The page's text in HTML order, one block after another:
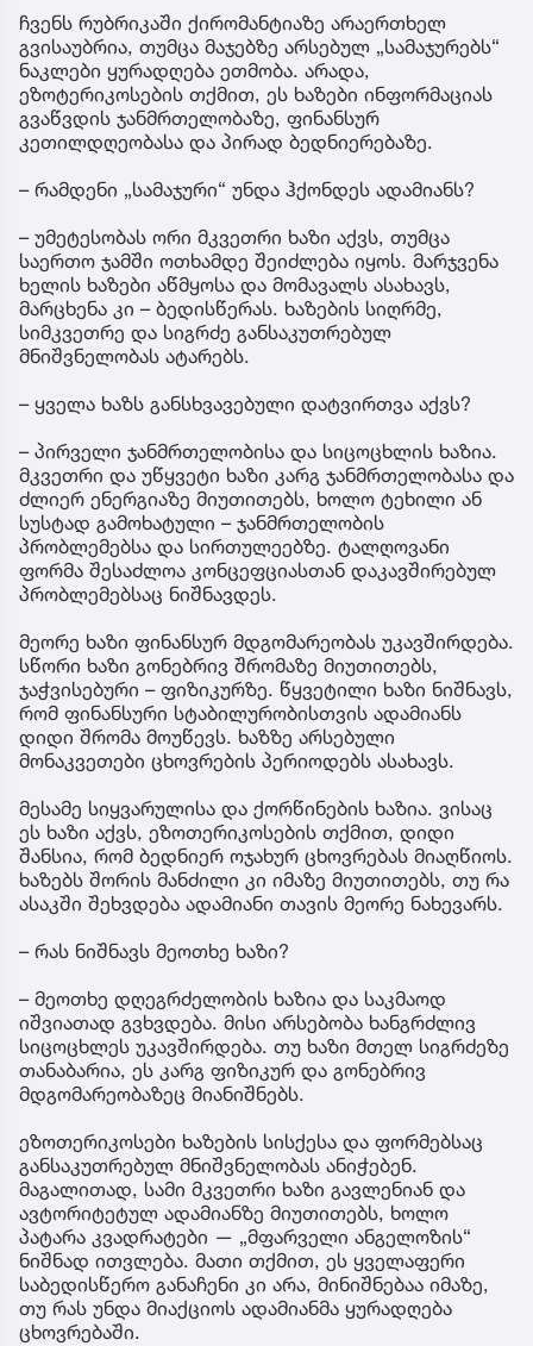
საგანგებო გაფრთხილება
ჩვენს რუბრიკაში ქირომანტიაზე არაერთხელ
გვისაუბრია, თუმცა მაჯებზე არსებულ „სამაჯურებს“
ნაკლები ყურადღება ეთმობა. არადა,
ეზოტერიკოსების თქმით, ეს ხაზები ინფორმაციას
გვაწვდის ჯანმრთელობაზე, ფინანსურ
კეთილდღეობასა და პირად ბედნიერებაზე.
– რამდენი „სამაჯური“ უნდა ჰქონდეს ადამიანს?
– უმეტესობას ორი მკვეთრი ხაზი აქვს, თუმცა
საერთო ჯამში ოთხამდე შეიძლება იყოს. მარჯვენა
ხელის ხაზები აწმყოსა და მომავალს ასახავს,
მარცხენა კი – ბედისწერას. ხაზების სიღრმე,
სიმკვეთრე და სიგრძე განსაკუთრებულ
მნიშვნელობას ატარებს.
– ყველა ხაზს განსხვავებული დატვირთვა აქვს?
– პირველი ჯანმრთელობისა და სიცოცხლის ხაზია.
მკვეთრი და უწყვეტი ხაზი კარგ ჯანმრთელობასა და
ძლიერ ენერგიაზე მიუთითებს, ხოლო ტეხილი ან
სუსტად გამოხატული – ჯანმრთელობის
პრობლემებსა და სირთულეებზე. ტალღოვანი
ფორმა შესაძლოა კონცეფციასთან დაკავშირებულ
პრობლემებსაც ნიშნავდეს.
მეორე ხაზი ფინანსურ მდგომარეობას უკავშირდება.
სწორი ხაზი გონებრივ შრომაზე მიუთითებს,
ჯაჭვისებური – ფიზიკურზე. წყვეტილი ხაზი ნიშნავს,
რომ ფინანსური სტაბილურობისთვის ადამიანს
დიდი შრომა მოუწევს. ხაზზე არსებული
მონაკვეთები ცხოვრების პერიოდებს ასახავს.
მესამე სიყვარულისა და ქორწინების ხაზია. ვისაც
ეს ხაზი აქვს, ეზოთერიკოსების თქმით, დიდი
შანსია, რომ ბედნიერ ოჯახურ ცხოვრებას მიაღწიოს.
ხაზებს შორის მანძილი კი იმაზე მიუთითებს, თუ რა
ასაკში შეხვდება ადამიანი თავის მეორე ნახევარს.
– რას ნიშნავს მეოთხე ხაზი?
– მეოთხე დღეგრძელობის ხაზია და საკმაოდ
იშვიათად გვხვდება. მისი არსებობა ხანგრძლივ
სიცოცხლეს უკავშირდება. თუ ხაზი მთელ სიგრძეზე
თანაბარია, ეს კარგ ფიზიკურ და გონებრივ
მდგომარეობაზეც მიანიშნებს.
ეზოთერიკოსები ხაზების სისქესა და ფორმებსაც
განსაკუთრებულ მნიშვნელობას ანიჭებენ.
მაგალითად, სამი მკვეთრი ხაზი გავლენიან და
ავტორიტეტულ ადამიანზე მიუთითებს, ხოლო
პატარა კვადრატები — „მფარველი ანგელოზის“
ნიშნად ითვლება. მათი თქმით, ეს ყველაფერი
საბედისწერო განაჩენი კი არა, მინიშნებაა იმაზე,
თუ რას უნდა მიაქციოს ადამიანმა ყურადღება
ცხოვრებაში.